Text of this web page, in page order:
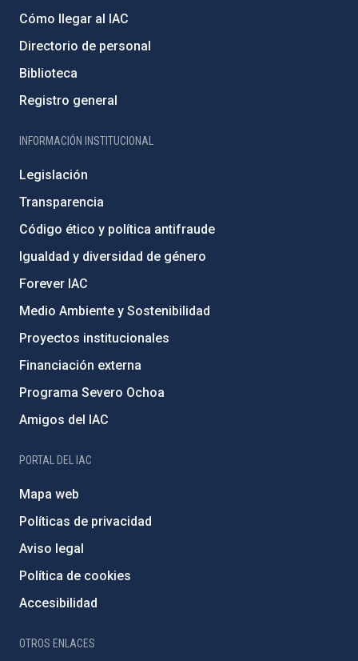
Cómo llegar al IAC
Directorio de personal
Biblioteca
Registro general
INFORMACIÓN INSTITUCIONAL
Legislación
Transparencia
Código ético y política antifraude
Igualdad y diversidad de género
Forever IAC
Medio Ambiente y Sostenibilidad
Proyectos institucionales
Financiación externa
Programa Severo Ochoa
Amigos del IAC
PORTAL DEL IAC
Mapa web
Políticas de privacidad
Aviso legal
Política de cookies
Accesibilidad
OTROS ENLACES